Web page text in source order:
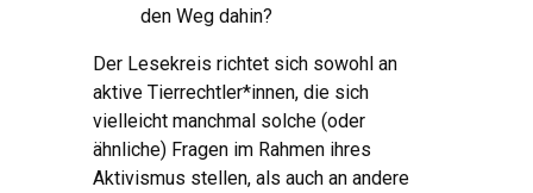
den Weg dahin?
Der Lesekreis richtet sich sowohl an
aktive Tierrechtler*innen, die sich
vielleicht manchmal solche (oder
ähnliche) Fragen im Rahmen ihres
Aktivismus stellen, als auch an andere